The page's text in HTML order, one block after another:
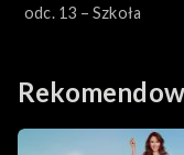
nosorożcem
odc. 13 – Szkoła